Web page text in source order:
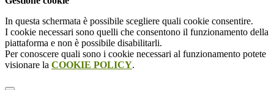
In questa schermata è possibile scegliere quali cookie consentire.
I cookie necessari sono quelli che consentono il funzionamento della
piattaforma e non è possibile disabilitarli.
Per conoscere quali sono i cookie necessari al funzionamento potete
visionare la COOKIE POLICY.